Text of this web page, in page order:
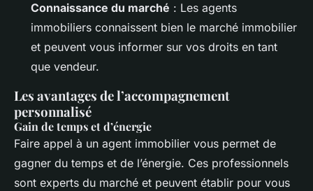
Connaissance du marché : Les agents
immobiliers connaissent bien le marché immobilier
et peuvent vous informer sur vos droits en tant
que vendeur.
Les avantages de l’accompagnement
personnalisé
Gain de temps et d’énergie
Faire appel à un agent immobilier vous permet de
gagner du temps et de l’énergie. Ces professionnels
sont experts du marché et peuvent établir pour vous